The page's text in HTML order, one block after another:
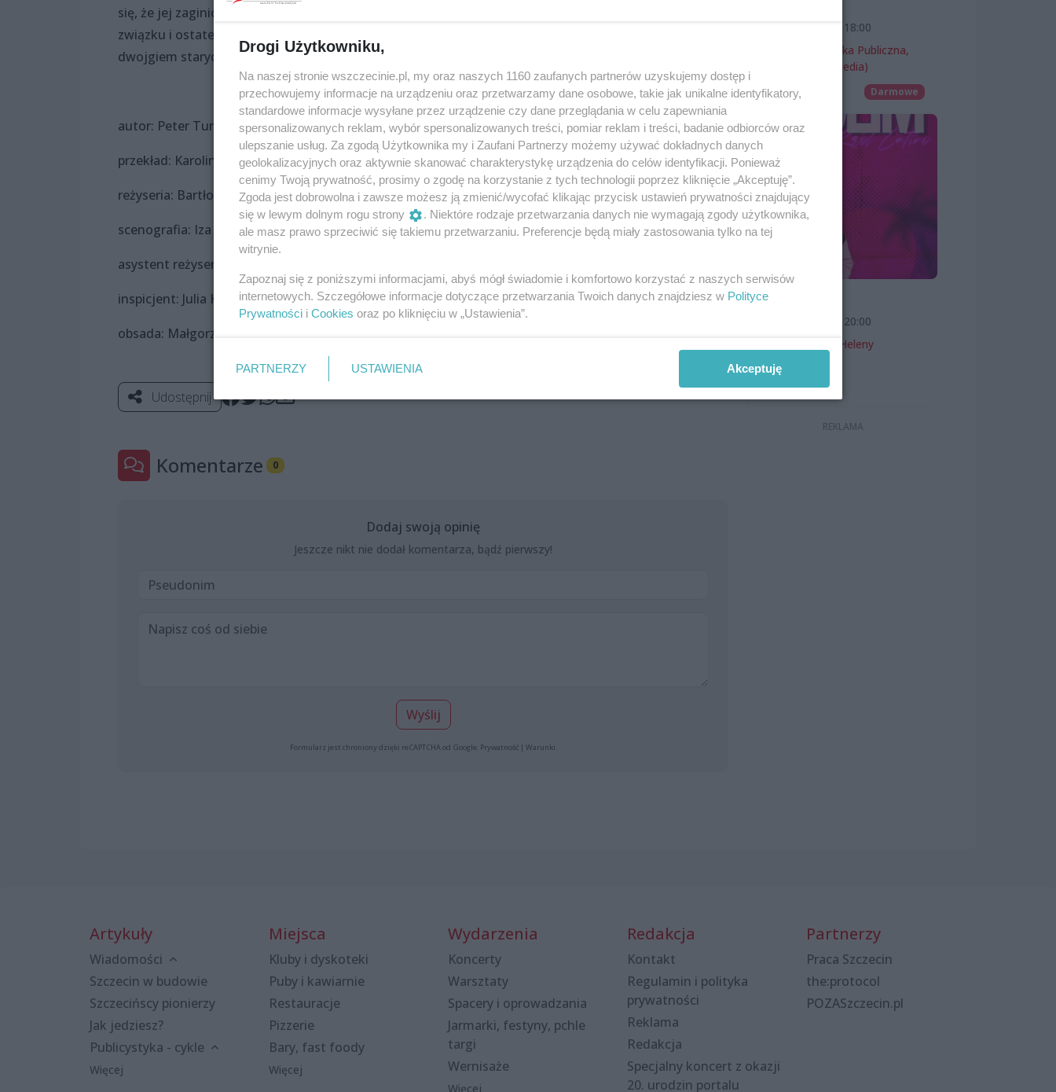
się, że jej zaginiony syn kiedyś jeszcze wróci. Pojawienie się Samira wprowadza ruch do skostniałego
związku i ostatecznie, dzięki młodemu chłopakowi, odradza się uczucie i zainteresowanie między
dwojgiem starych ludzi.
autor: Peter Turrini
przekład: Karolina Bikont
reżyseria: Bartłomiej Wyszomirski
scenografia: Iza Toroniewicz
asystent reżysera: Małgorzata Chryc-Filary
inspicjent: Julia Karol
obsada: Małgorzata Chryc-Filary, Zbigniew Filary, Karol Olszewski
Udostępnij
Komentarze 0
Dodaj swoją opinię
Jeszcze nikt nie dodał komentarza, bądź pierwszy!
Wyślij
Formularz jest chroniony dzięki reCAPTCHA od Google: Prywatność| Warunki
7 sierpnia 2026, 18:00
Miejska Biblioteka Publiczna,
filia nr 54 (ProMedia)
Wernisaże Darmowe
7 sierpnia 2026, 20:00
Teatr Letni im. Heleny
Majdaniec
Koncerty
Artykuły
Wiadomości
Szczecin w budowie
Szczecińscy pionierzy
Jak jedziesz?
Publicystyka - cykle
Więcej
Miejsca
Kluby i dyskoteki
Puby i kawiarnie
Restauracje
Pizzerie
Bary, fast foody
Więcej
Wydarzenia
Koncerty
Warsztaty
Spacery i oprowadzania
Jarmarki, festyny, pchle
targi
Wernisaże
Więcej
Redakcja
Kontakt
Regulamin i polityka
prywatności
Reklama
Redakcja
Specjalny koncert z okazji
20. urodzin portalu
Partnerzy
Praca Szczecin
the:protocol
POZASzczecin.pl
Drogi Użytkowniku,
Na naszej stronie wszczecinie.pl, my oraz naszych 1160 zaufanych partnerów uzyskujemy dostęp i
przechowujemy informacje na urządzeniu oraz przetwarzamy dane osobowe, takie jak unikalne identyfikatory,
standardowe informacje wysyłane przez urządzenie czy dane przeglądania w celu zapewniania
spersonalizowanych reklam, wybór spersonalizowanych treści, pomiar reklam i treści, badanie odbiorców oraz
ulepszanie usług. Za zgodą Użytkownika my i Zaufani Partnerzy możemy używać dokładnych danych
geolokalizacyjnych oraz aktywnie skanować charakterystykę urządzenia do celów identyfikacji. Ponieważ
cenimy Twoją prywatność, prosimy o zgodę na korzystanie z tych technologii poprzez kliknięcie „Akceptuję”.
Zgoda jest dobrowolna i zawsze możesz ją zmienić/wycofać klikając przycisk ustawień prywatności znajdujący
się w lewym dolnym rogu strony
. Niektóre rodzaje przetwarzania danych nie wymagają zgody użytkownika,
ale masz prawo sprzeciwić się takiemu przetwarzaniu. Preferencje będą miały zastosowania tylko na tej
witrynie.
Zapoznaj się z poniższymi informacjami, abyś mógł świadomie i komfortowo korzystać z naszych serwisów
internetowych. Szczegółowe informacje dotyczące przetwarzania Twoich danych znajdziesz w Polityce
Prywatności i Cookies oraz po kliknięciu w „Ustawienia”.
PARTNERZY USTAWIENIA Akceptuję